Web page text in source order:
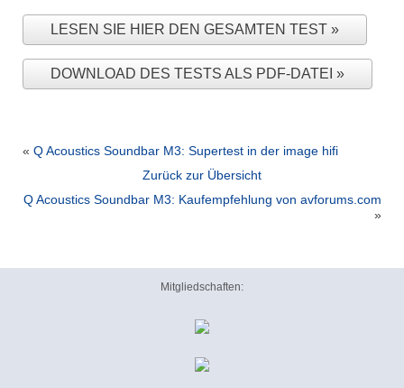
LESEN SIE HIER DEN GESAMTEN TEST
DOWNLOAD DES TESTS ALS PDF-DATEI
« Q Acoustics Soundbar M3: Supertest in der image hifi
Zurück zur Übersicht
Q Acoustics Soundbar M3: Kaufempfehlung von avforums.com
»
Mitgliedschaften: